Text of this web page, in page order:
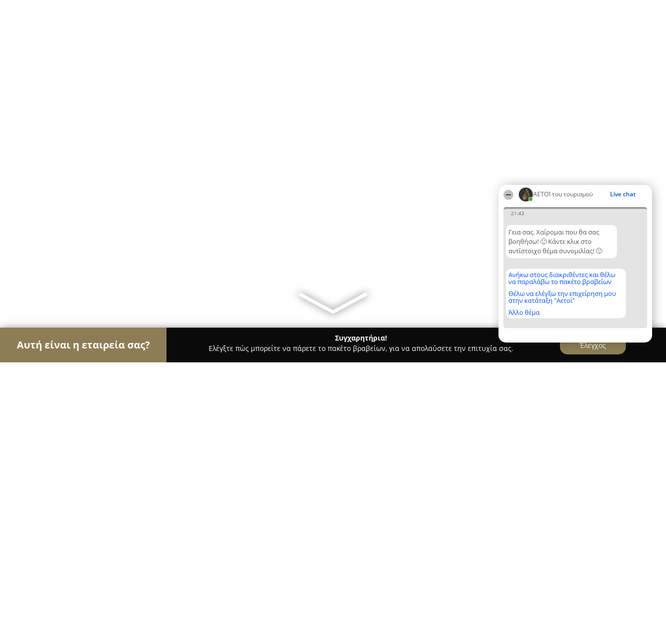
ΑΕΤΟΊ του τουρισμού Live chat
21:43
Γεια σας. Χαίρομαι που θα σας
βοηθήσω! 🙂 Κάντε κλικ στο
αντίστοιχο θέμα συνομιλίας! 🙂
Ανήκω στους διακριθέντες και θέλω
να παραλάβω το πακέτο βραβείων
Θέλω να ελέγξω την επιχείρηση μου
στην κατάταξη "Αετοί"
Άλλο θέμα
Αυτή είναι η εταιρεία σας?
Συγχαρητήρια!
Ελέγξτε πώς μπορείτε να πάρετε το πακέτο βραβείων, για να απολαύσετε την επιτυχία σας.
Έλεγχος